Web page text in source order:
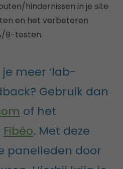
hindernissen in je site
en het verbeteren
B-testen.
je meer ‘lab-
Gebruik dan
of het
Fibéo. Met deze
panelleden door